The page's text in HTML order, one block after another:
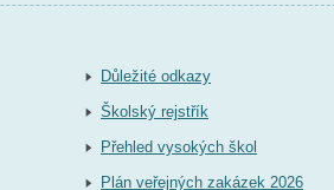
Důležité odkazy
Školský rejstřík
Přehled vysokých škol
Plán veřejných zakázek 2026